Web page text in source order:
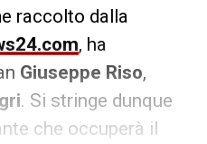
raccolto dalla
, ha
Giuseppe Riso,
. Si stringe dunque
che occuperà il